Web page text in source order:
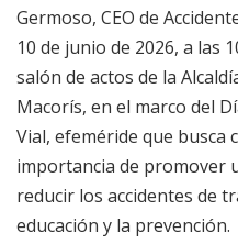
Germoso, CEO de
10 de junio de 2026, a las
salón de actos de la
Macorís, en el marco del
Vial, efeméride que busca
importancia de promover
reducir los accidentes de
educación y la prevención.